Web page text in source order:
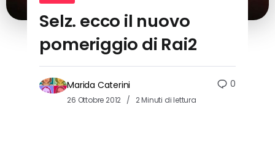
Selz. ecco il nuovo
pomeriggio di Rai2
Marida Caterini
26 Ottobre 2012 2 Minuti di lettura
0